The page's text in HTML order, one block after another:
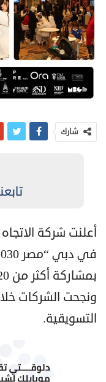
شارك
أعلنت شركة
ونجحت الشركات
التسويقية.